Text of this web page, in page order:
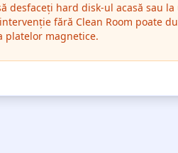
desfaceți hard disk-ul acasă sau
fără Clean Room poate
platelor magnetice.